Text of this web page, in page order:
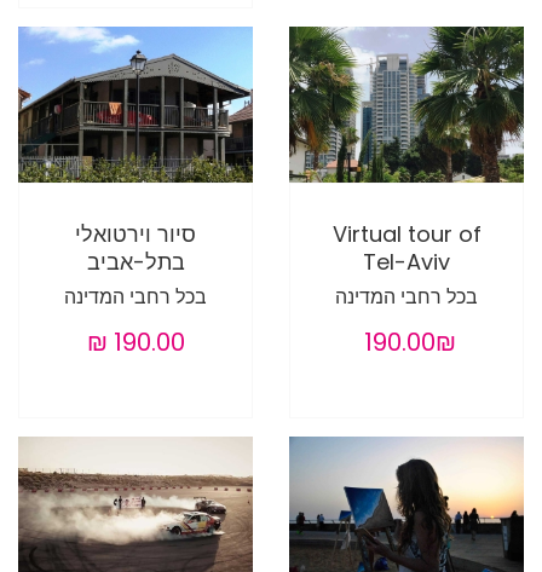
Virtual tour of
Tel-Aviv
בכל רחבי המדינה
‏190.00 ‏₪
סיור וירטואלי
בתל-אביב
בכל רחבי המדינה